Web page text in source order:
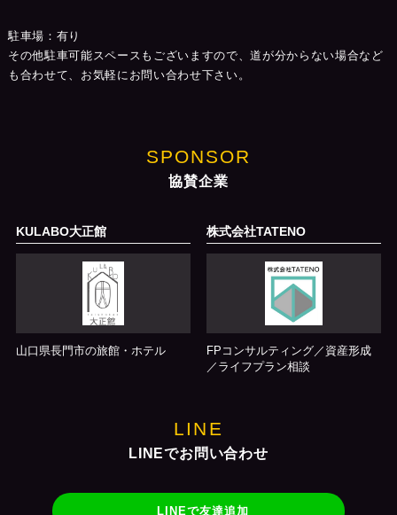
駐車場：有り
その他駐車可能スペースもございますので、道が分からない場合など
も合わせて、お気軽にお問い合わせ下さい。
SPONSOR
協賛企業
KULABO大正館
山口県長門市の旅館・ホテル
株式会社TATENO
FPコンサルティング／資産形成
／ライフプラン相談
LINE
LINEでお問い合わせ
LINEで友達追加